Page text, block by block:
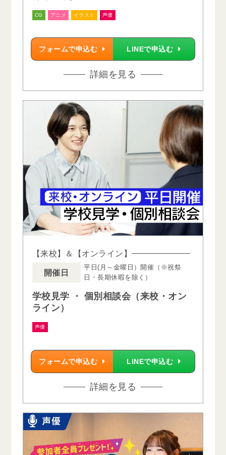
CG アニメ イラスト 声優
フォームで申込む LINEで申込む
詳細を見る
【来校】＆【オンライン】
開催日
平日(月～金曜日）開催（※祝祭
日・長期休暇を除く）
学校見学 ・ 個別相談会（来校・オン
ライン）
声優
フォームで申込む LINEで申込む
詳細を見る